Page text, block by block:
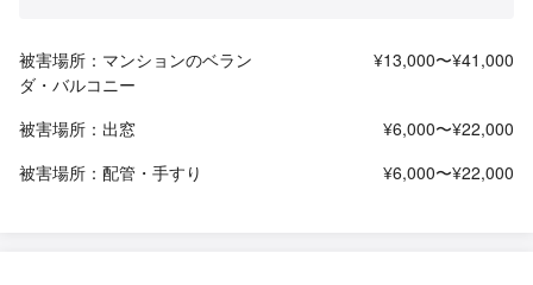
被害場所：マンションのベラン
ダ・バルコニー
¥13,000〜¥41,000
被害場所：出窓
¥6,000〜¥22,000
被害場所：配管・手すり
¥6,000〜¥22,000